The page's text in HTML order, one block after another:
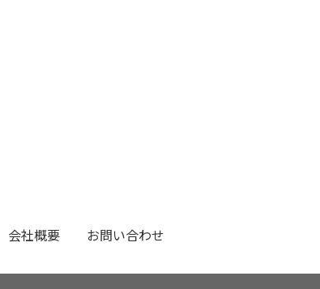
会社概要 お問い合わせ